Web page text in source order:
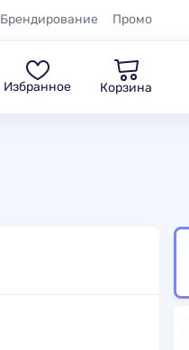
Брендирование Промо
Избранное Корзина